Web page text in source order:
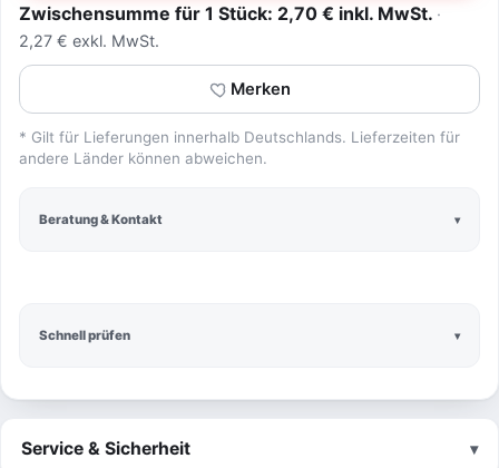
Schnell prüfen
Zwischensumme für 1 Stück: 2,70 € inkl. MwSt.
2,27 € exkl. MwSt.
Merken
* Gilt für Lieferungen innerhalb Deutschlands. Lieferzeiten für
andere Länder können abweichen.
Beratung & Kontakt
Service & Sicherheit